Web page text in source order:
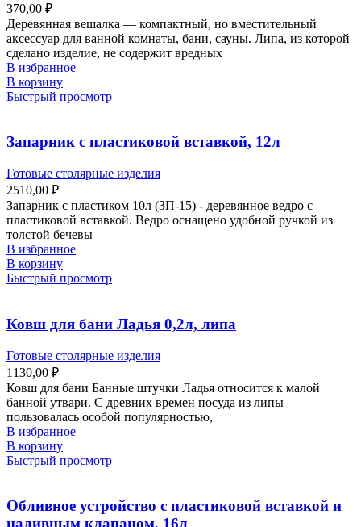
370,00 ₽
Деревянная вешалка — компактный, но вместительный
аксессуар для ванной комнаты, бани, сауны. Липа, из которой
сделано изделие, не содержит вредных
В избранное
В корзину
Быстрый просмотр
Запарник с пластиковой вставкой, 12л
Готовые столярные изделия
2510,00 ₽
Запарник с пластиком 10л (ЗП-15) - деревянное ведро с
пластиковой вставкой. Ведро оснащено удобной ручкой из
толстой бечевы
В избранное
В корзину
Быстрый просмотр
Ковш для бани Ладья 0,2л, липа
Готовые столярные изделия
1130,00 ₽
Ковш для бани Банные штучки Ладья относится к малой
банной утвари. С древних времен посуда из липы
пользовалась особой популярностью,
В избранное
В корзину
Быстрый просмотр
Обливное устройство c пластиковой вставкой и
наливным клапаном, 16л